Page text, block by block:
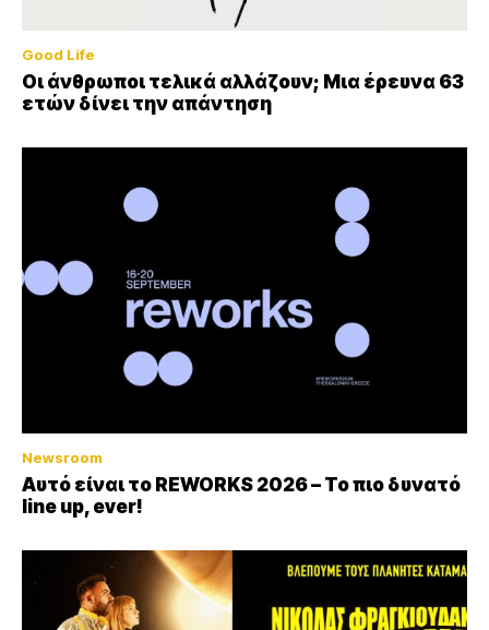
Good Life
Οι άνθρωποι τελικά αλλάζουν; Μια έρευνα 63
ετών δίνει την απάντηση
Newsroom
Αυτό είναι το REWORKS 2026 – Το πιο δυνατό
line up, ever!